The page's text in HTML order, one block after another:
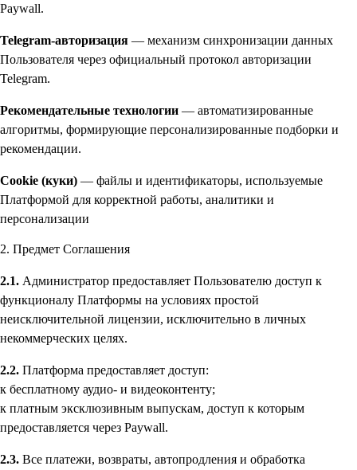
Paywall.
Telegram-авторизация — механизм синхронизации данных
Пользователя через официальный протокол авторизации
Telegram.
Рекомендательные технологии — автоматизированные
алгоритмы, формирующие персонализированные подборки и
рекомендации.
Cookie (куки) — файлы и идентификаторы, используемые
Платформой для корректной работы, аналитики и
персонализации
2. Предмет Соглашения
2.1. Администратор предоставляет Пользователю доступ к
функционалу Платформы на условиях простой
неисключительной лицензии, исключительно в личных
некоммерческих целях.
2.2. Платформа предоставляет доступ:
к бесплатному аудио- и видеоконтенту;
к платным эксклюзивным выпускам, доступ к которым
предоставляется через Paywall.
2.3. Все платежи, возвраты, автопродления и обработка